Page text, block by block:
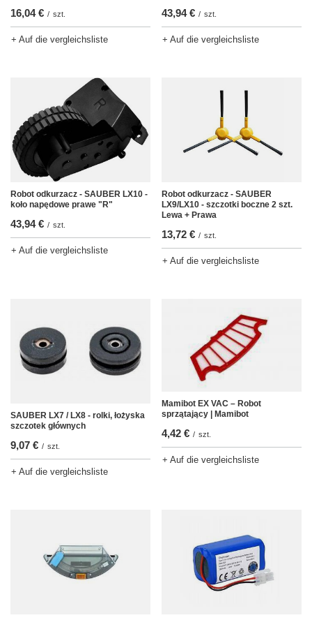
16,04 € / szt.
+ Auf die vergleichsliste
43,94 € / szt.
+ Auf die vergleichsliste
Robot odkurzacz - SAUBER LX10 -
koło napędowe prawe "R"
43,94 € / szt.
+ Auf die vergleichsliste
Robot odkurzacz - SAUBER
LX9/LX10 - szczotki boczne 2 szt.
Lewa + Prawa
13,72 € / szt.
+ Auf die vergleichsliste
SAUBER LX7 / LX8 - rolki, łożyska
szczotek głównych
9,07 € / szt.
+ Auf die vergleichsliste
Mamibot EX VAC – Robot
sprzątający | Mamibot
4,42 € / szt.
+ Auf die vergleichsliste